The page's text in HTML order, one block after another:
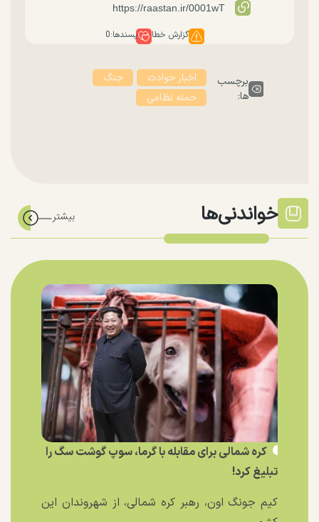
گزارش خطا پسندها:0
برچسب
ها:
اخبار حوادث
جنگ
حمله نظامی
خواندنی‌ها
کره شمالی برای مقابله با گرما، سوپ گوشت سگ را
تبلیغ کرد!
کیم جونگ اون، رهبر کره شمالی، از شهروندان این